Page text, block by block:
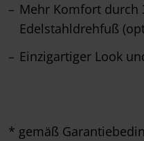
Mehr Komfort durch
Edelstahldrehfuß
Einzigartiger Look
* gemäß